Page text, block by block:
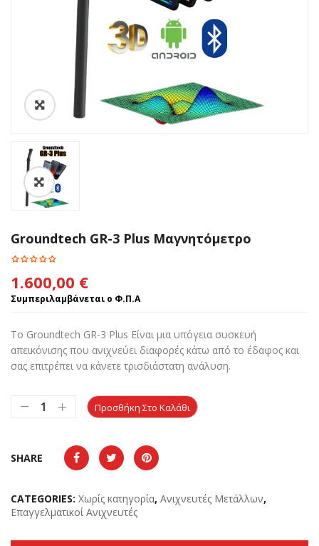
Groundtech GR-3 Plus Μαγνητόμετρο
1.600,00 €
Συμπεριλαμβάνεται ο Φ.Π.Α
Το Groundtech GR-3 Plus Είναι μια υπόγεια συσκευή
απεικόνισης που ανιχνεύει διαφορές κάτω από το έδαφος και
σας επιτρέπει να κάνετε τρισδιάστατη ανάλυση.
Προσθήκη Στο Καλάθι
SHARE
CATEGORIES: Χωρίς κατηγορία, Ανιχνευτές Μετάλλων,
Επαγγελματικοί Ανιχνευτές